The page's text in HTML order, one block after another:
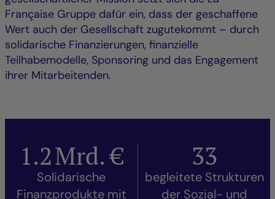
Française Gruppe dafür ein, dass der geschaffene
Wert auch der Gesellschaft zugutekommt – durch
solidarische Finanzierungen, finanzielle
Teilhabemodelle, Sponsoring und das Engagement
ihrer Mitarbeitenden.
1.2Mrd. €
Solidarische
Finanzprodukte mit
33
begleitete Strukturen
der Sozial- und